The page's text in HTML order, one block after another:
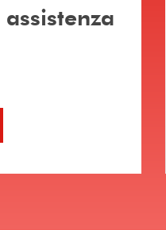
assistenza